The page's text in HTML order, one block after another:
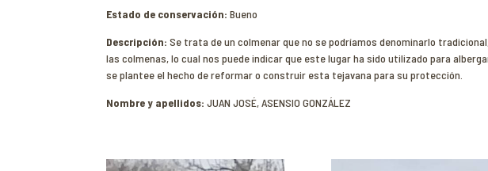
Estado de conservación:Bueno
Descripción:Se trata de un colmenar que no se podríamos denominarlo
las colmenas, lo cual nos puede indicar que este lugar ha sido utilizado para
se plantee el hecho de reformar o construir esta tejavana para su protección.
Nombre y apellidos:JUAN JOSÉ, ASENSIO GONZÁLEZ